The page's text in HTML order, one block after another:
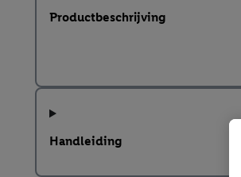
Productbeschrijving
Handleiding